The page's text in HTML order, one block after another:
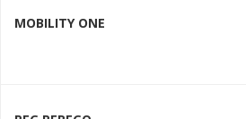
MOBILITY ONE